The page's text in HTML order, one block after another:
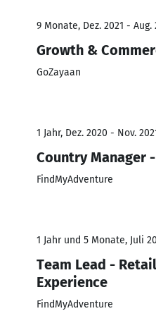
9 Monate, Dez. 2021 - Aug.
Growth &
GoZayaan
1 Jahr, Dez. 2020 - Nov.
Country Manager
FindMyAdventure
1 Jahr und 5 Monate, Juli
Team Lead -
Experience
FindMyAdventure